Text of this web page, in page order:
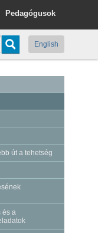
Pedagógusok
English
út a tehetség
és a